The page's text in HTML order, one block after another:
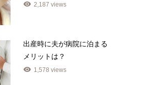
2,187 views
出産時に夫が病院に泊まる
メリットは？
1,578 views